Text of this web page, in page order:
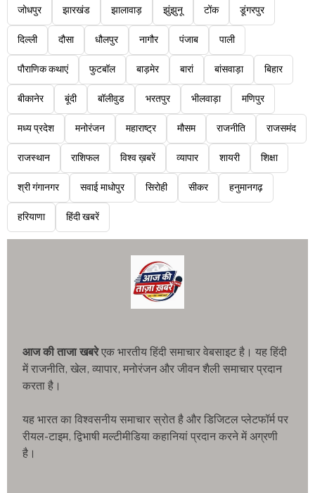
जोधपुर झारखंड झालावाड़ झुंझुनू टोंक डूंगरपुर
दिल्ली दौसा धौलपुर नागौर पंजाब पाली
पौराणिक कथाएं फुटबॉल बाड़मेर बारां बांसवाड़ा बिहार
बीकानेर बूंदी बॉलीवुड भरतपुर भीलवाड़ा मणिपुर
मध्य प्रदेश मनोरंजन महाराष्ट्र मौसम राजनीति राजसमंद
राजस्थान राशिफल विश्व ख़बरें व्यापार शायरी शिक्षा
श्री गंगानगर सवाई माधोपुर सिरोही सीकर हनुमानगढ़
हरियाणा हिंदी खबरें
आज की ताजा खबरेएक भारतीय हिंदी समाचार वेबसाइट है। यह हिंदी
में राजनीति, खेल, व्यापार, मनोरंजन और जीवन शैली समाचार प्रदान
करता है।
यह भारत का विश्वसनीय समाचार स्रोत है और डिजिटल प्लेटफॉर्म पर
रीयल-टाइम, द्विभाषी मल्टीमीडिया कहानियां प्रदान करने में अग्रणी
है।